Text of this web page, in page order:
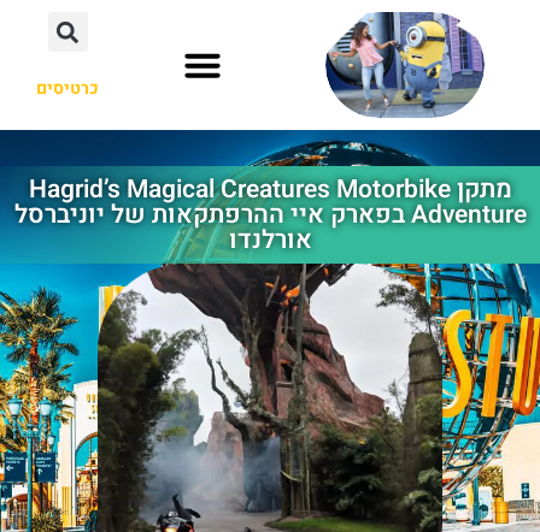
כרטיסים
מתקן Hagrid’s Magical Creatures Motorbike
Adventure בפארק איי ההרפתקאות של יוניברסל
אורלנדו